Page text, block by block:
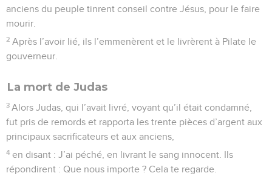
anciens du peuple tinrent conseil contre Jésus, pour le faire
mourir.
2 Après l’avoir lié, ils l’emmenèrent et le livrèrent à Pilate le
gouverneur.
La mort de Judas
3 Alors Judas, qui l’avait livré, voyant qu’il était condamné,
fut pris de remords et rapporta les trente pièces d’argent aux
principaux sacrificateurs et aux anciens,
4 en disant : J’ai péché, en livrant le sang innocent. Ils
répondirent : Que nous importe ? Cela te regarde.